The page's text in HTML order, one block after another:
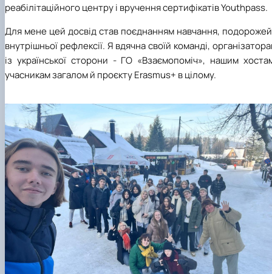
реабілітаційного центру і вручення сертифікатів Youthpass.
Для мене цей досвід став поєднанням навчання, подорожей
внутрішньої рефлексії. Я вдячна своїй команді,
із української сторони - ГО «Взаємопоміч», нашим
учасникам загалом й проєкту Erasmus+ в цілому.
02/ 03